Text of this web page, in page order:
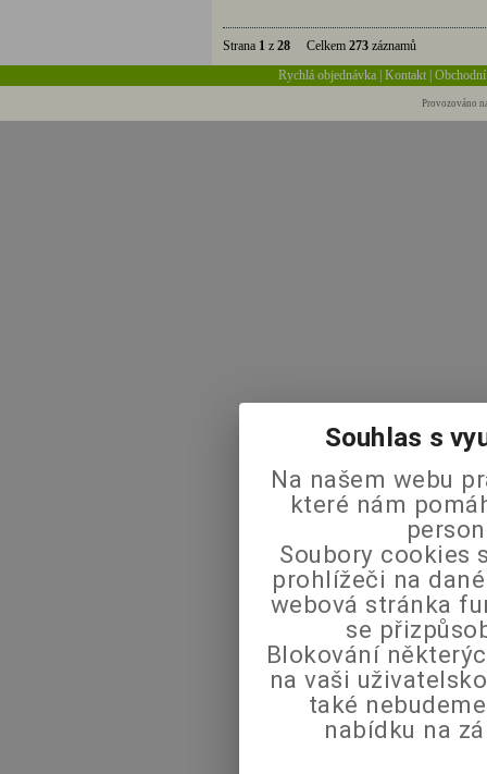
Strana 1 z 28 Celkem 273 záznamů
Rychlá objednávka |Kontakt |
Provozováno
Souhlas s
Na našem webu
které nám
Soubory cookies
prohlížeči na
webová stránka
se
Blokování
na vaši
také
nabídku na